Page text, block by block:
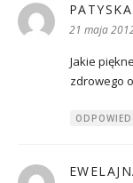
PATYSKA
21 maja
Jakie
zdrowego